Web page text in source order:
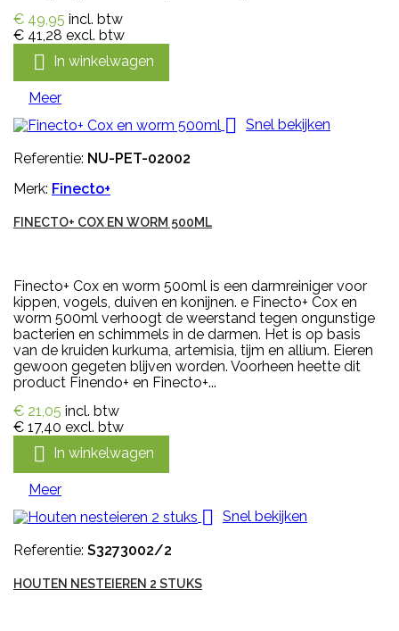
€ 49,95 incl. btw
€ 41,28 excl. btw
 In winkelwagen
Meer
 Snel bekijken
Referentie: NU-PET-02002
Merk: Finecto+
FINECTO+ COX EN WORM 500ML
Finecto+ Cox en worm 500ml is een darmreiniger voor
kippen, vogels, duiven en konijnen. e Finecto+ Cox en
worm 500ml verhoogt de weerstand tegen ongunstige
bacterien en schimmels in de darmen. Het is op basis
van de kruiden kurkuma, artemisia, tijm en allium. Eieren
gewoon gegeten blijven worden. Voorheen heette dit
product Finendo+ en Finecto+...
€ 21,05 incl. btw
€ 17,40 excl. btw
 In winkelwagen
Meer
 Snel bekijken
Referentie: S3273002/2
HOUTEN NESTEIEREN 2 STUKS